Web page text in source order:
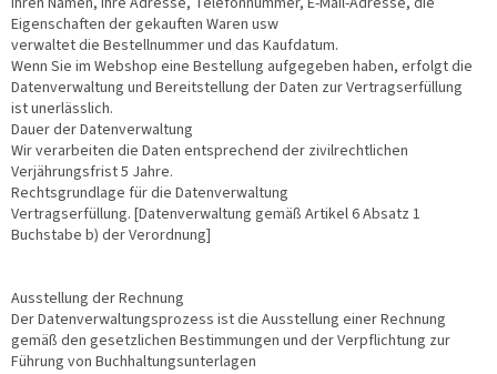
Eigenschaften der gekauften Waren usw
verwaltet die Bestellnummer und das Kaufdatum.
Wenn Sie im Webshop eine Bestellung aufgegeben haben, erfolgt die
Datenverwaltung und Bereitstellung der Daten zur Vertragserfüllung
ist unerlässlich.
Dauer der Datenverwaltung
Wir verarbeiten die Daten entsprechend der zivilrechtlichen
Verjährungsfrist 5 Jahre.
Rechtsgrundlage für die Datenverwaltung
Vertragserfüllung. [Datenverwaltung gemäß Artikel 6 Absatz 1
Buchstabe b) der Verordnung]
Ausstellung der Rechnung
Der Datenverwaltungsprozess ist die Ausstellung einer Rechnung
gemäß den gesetzlichen Bestimmungen und der Verpflichtung zur
Führung von Buchhaltungsunterlagen